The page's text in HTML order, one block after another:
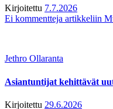
Kirjoitettu 7.7.2026
Ei kommentteja artikkeliin
Jethro Ollaranta
Asiantuntijat kehittävät
Kirjoitettu 29.6.2026